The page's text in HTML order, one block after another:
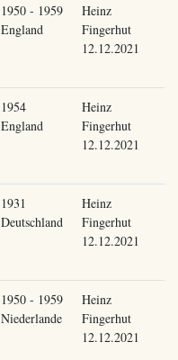
1950 - 1959
England
Heinz
Fingerhut
12.12.2021
1954
England
Heinz
Fingerhut
12.12.2021
1931
Deutschland
Heinz
Fingerhut
12.12.2021
1950 - 1959
Niederlande
Heinz
Fingerhut
12.12.2021